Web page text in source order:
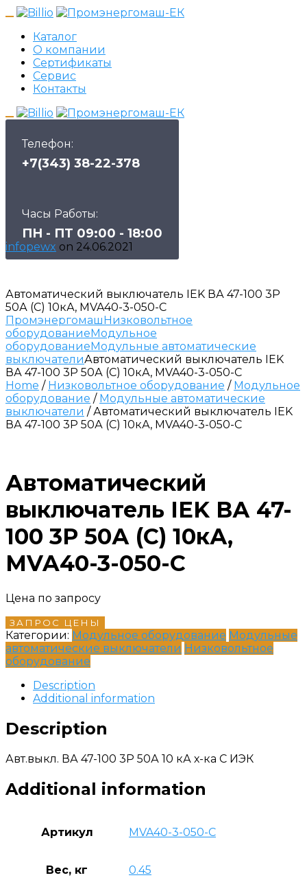
Каталог
О компании
Сертификаты
Сервис
Контакты
Телефон:
+7(343) 38-22-378
Часы Работы:
ПН - ПТ 09:00 - 18:00
infopewx on 24.06.2021
Автоматический выключатель IEK ВА 47-100 3P
50А (C) 10кА, MVA40-3-050-C
ПромэнергомашНизковольтное
оборудованиеМодульное
оборудованиеМодульные автоматические
выключателиАвтоматический выключатель IEK
ВА 47-100 3P 50А (C) 10кА, MVA40-3-050-C
Home / Низковольтное оборудование / Модульное
оборудование / Модульные автоматические
выключатели / Автоматический выключатель IEK
ВА 47-100 3P 50А (C) 10кА, MVA40-3-050-C
Автоматический
выключатель IEK ВА 47-
100 3P 50А (C) 10кА,
MVA40-3-050-C
Цена по запросу
ЗАПРОС ЦЕНЫ
Категории: Модульное оборудование Модульные
автоматические выключатели Низковольтное
оборудование
Description
Additional information
Description
Авт.выкл. ВА 47-100 3Р 50А 10 кА х-ка С ИЭК
Additional information
Артикул MVA40-3-050-C
Вес, кг 0.45